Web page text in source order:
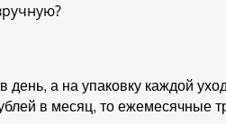
а на упаковку каждой
в месяц, то ежемесячные